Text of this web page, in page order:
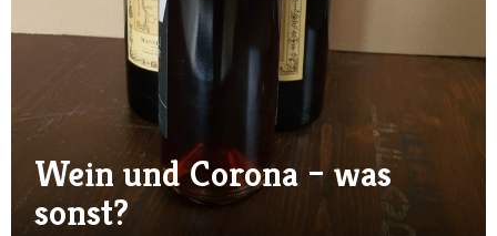
Wein und Corona – was
sonst?